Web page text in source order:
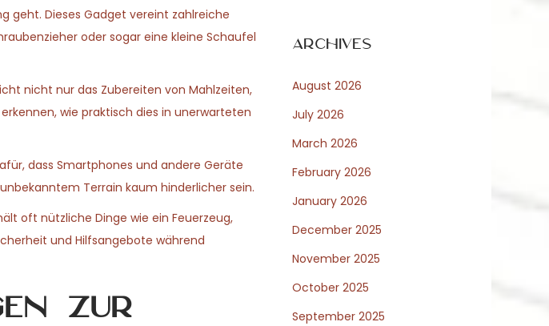
geht. Dieses Gadget vereint zahlreiche
oder sogar eine kleine Schaufel
nicht nur das Zubereiten von Mahlzeiten,
wie praktisch dies in unerwarteten
dass Smartphones und andere Geräte
Terrain kaum hinderlicher sein.
oft nützliche Dinge wie ein Feuerzeug,
und Hilfsangebote während
zur
Archives
August 2026
July 2026
March 2026
February 2026
January 2026
December 2025
November 2025
October 2025
September 2025